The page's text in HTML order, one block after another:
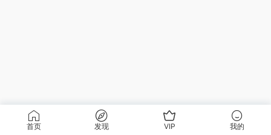
首页 发现 VIP 我的